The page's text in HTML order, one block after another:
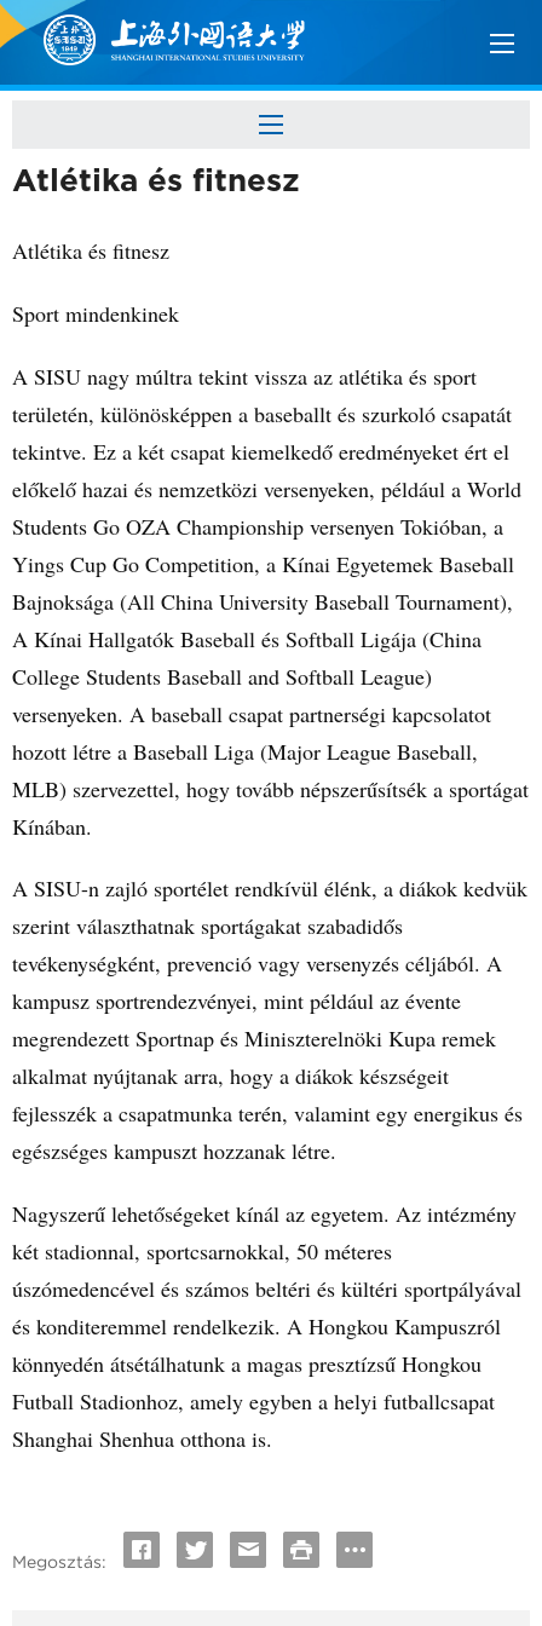
Atlétika és fitnesz
Atlétika és fitnesz
Sport mindenkinek
A SISU nagy múltra tekint vissza az atlétika és sport
területén, különösképpen a baseballt és szurkoló csapatát
tekintve. Ez a két csapat kiemelkedő eredményeket ért el
előkelő hazai és nemzetközi versenyeken, például a World
Students Go OZA Championship versenyen Tokióban, a
Yings Cup Go Competition, a Kínai Egyetemek Baseball
Bajnoksága (All China University Baseball Tournament),
A Kínai Hallgatók Baseball és Softball Ligája (China
College Students Baseball and Softball League)
versenyeken. A baseball csapat partnerségi kapcsolatot
hozott létre a Baseball Liga (Major League Baseball,
MLB) szervezettel, hogy tovább népszerűsítsék a sportágat
Kínában.
A SISU-n zajló sportélet rendkívül élénk, a diákok kedvük
szerint választhatnak sportágakat szabadidős
tevékenységként, prevenció vagy versenyzés céljából. A
kampusz sportrendezvényei, mint például az évente
megrendezett Sportnap és Miniszterelnöki Kupa remek
alkalmat nyújtanak arra, hogy a diákok készségeit
fejlesszék a csapatmunka terén, valamint egy energikus és
egészséges kampuszt hozzanak létre.
Nagyszerű lehetőségeket kínál az egyetem. Az intézmény
két stadionnal, sportcsarnokkal, 50 méteres
úszómedencével és számos beltéri és kültéri sportpályával
és konditeremmel rendelkezik. A Hongkou Kampuszról
könnyedén átsétálhatunk a magas presztízsű Hongkou
Futball Stadionhoz, amely egyben a helyi futballcsapat
Shanghai Shenhua otthona is.
Megosztás: